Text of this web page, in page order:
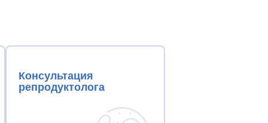
Консультация
репродуктолога